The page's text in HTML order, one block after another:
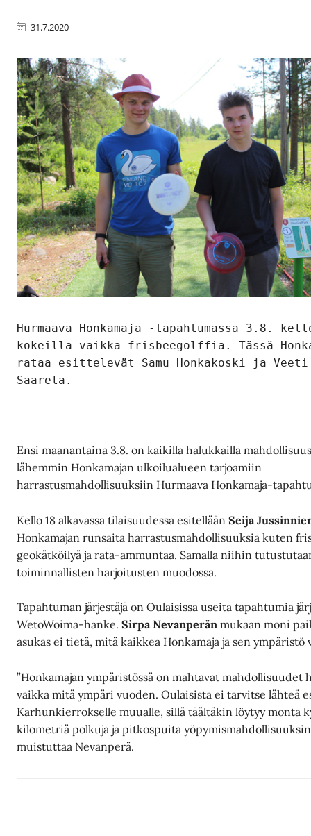
31.7.2020
Hurmaava Honkamaja -tapahtumassa 3.8.
kokeilla vaikka frisbeegolffia. Tässä
rataa esittelevät Samu Honkakoski ja Veeti
Saarela.
Ensi maanantaina 3.8. on kaikilla halukkailla
lähemmin Honkamajan ulkoilualueen tarjoamiin
harrastusmahdollisuuksiin Hurmaava Honkamaja-
Kello 18 alkavassa tilaisuudessa esitelläänSeija
Honkamajan runsaita harrastusmahdollisuuksia kuten
geokätköilyä ja rata-ammuntaa. Samalla niihin
toiminnallisten harjoitusten muodossa.
Tapahtuman järjestäjä on Oulaisissa useita tapahtumia
WetoWoima-hanke.Sirpa Nevanperän mukaan moni
asukas ei tietä, mitä kaikkea Honkamaja ja sen ympäristö
”Honkamajan ympäristössä on mahtavat mahdollisuudet
vaikka mitä ympäri vuoden. Oulaisista ei tarvitse lähteä
Karhunkierrokselle muualle, sillä täältäkin löytyy monta
kilometriä polkuja ja pitkospuita
muistuttaa Nevanperä.